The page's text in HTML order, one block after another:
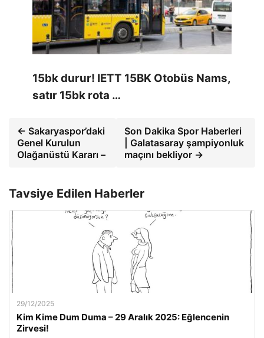
15bk durur! IETT 15BK Otobüs Nams,
satır 15bk rota …
← Sakaryaspor’daki
Genel Kurulun
Olağanüstü Kararı –
Son Dakika Spor Haberleri
| Galatasaray şampiyonluk
maçını bekliyor →
Tavsiye Edilen Haberler
29/12/2025
Kim Kime Dum Duma – 29 Aralık 2025: Eğlencenin
Zirvesi!